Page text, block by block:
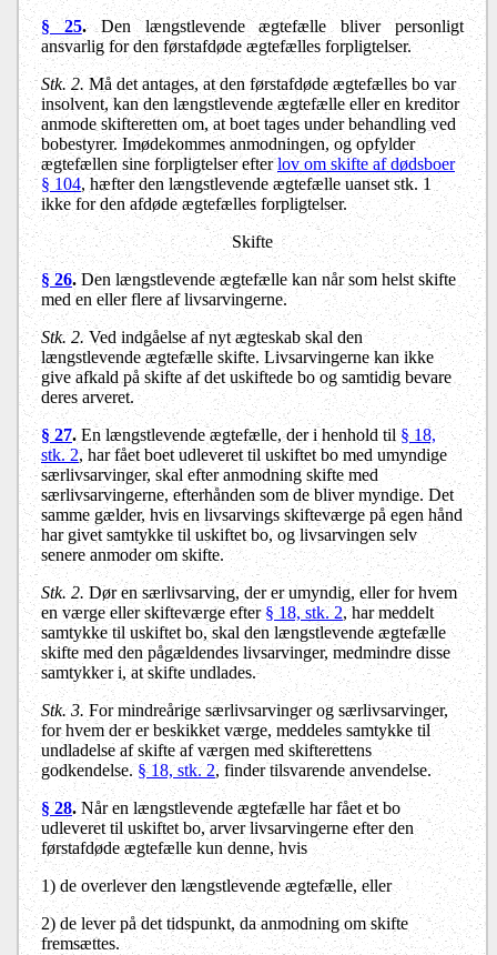
§ 25.Den længstlevende ægtefælle bliver personligt
ansvarlig for den førstafdøde ægtefælles forpligtelser.
Stk. 2. Må det antages, at den førstafdøde ægtefælles bo var
insolvent, kan den længstlevende ægtefælle eller en kreditor
anmode skifteretten om, at boet tages under behandling ved
bobestyrer. Imødekommes anmodningen, og opfylder
ægtefællen sine forpligtelser efterlov om skifte af dødsboer
§ 104, hæfter den længstlevende ægtefælle uanset stk. 1
ikke for den afdøde ægtefælles forpligtelser.
Skifte
§ 26.Den længstlevende ægtefælle kan når som helst skifte
med en eller flere af livsarvingerne.
Stk. 2. Ved indgåelse af nyt ægteskab skal den
længstlevende ægtefælle skifte. Livsarvingerne kan ikke
give afkald på skifte af det uskiftede bo og samtidig bevare
deres arveret.
§ 27. En længstlevende ægtefælle, der i henhold til§ 18,
stk. 2, har fået boet udleveret til uskiftet bo med umyndige
særlivsarvinger, skal efter anmodning skifte med
særlivsarvingerne, efterhånden som de bliver myndige. Det
samme gælder, hvis en livsarvings skifteværge på egen hånd
har givet samtykke til uskiftet bo, og livsarvingen selv
senere anmoder om skifte.
Stk. 2. Dør en særlivsarving, der er umyndig, eller for hvem
en værge eller skifteværge efter§ 18, stk. 2, har meddelt
samtykke til uskiftet bo, skal den længstlevende ægtefælle
skifte med den pågældendes livsarvinger, medmindre disse
samtykker i, at skifte undlades.
Stk. 3. For mindreårige særlivsarvinger og særlivsarvinger,
for hvem der er beskikket værge, meddeles samtykke til
undladelse af skifte af værgen med skifterettens
godkendelse. § 18, stk. 2, finder tilsvarende anvendelse.
§ 28.Når en længstlevende ægtefælle har fået et bo
udleveret til uskiftet bo, arver livsarvingerne efter den
førstafdøde ægtefælle kun denne, hvis
1) de overlever den længstlevende ægtefælle, eller
2) de lever på det tidspunkt, da anmodning om skifte
fremsættes.